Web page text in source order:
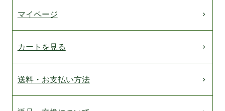
マイページ
カートを見る
送料・お支払い方法